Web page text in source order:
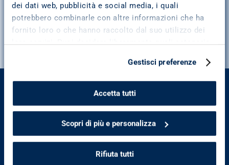
dei dati web, pubblicità e social media, i quali
potrebbero combinarle con altre informazioni che ha
fornito loro o che hanno raccolto dal suo utilizzo dei
loro servizi. Puoi decidere liberamente quali categorie
caratteristiche di tutti i cookie cliccando su “Scopri di
più e personalizza”. Per ulteriori informazioni consulta
Gestisci preferenze
Accetta tutti
Scopri di più e personalizza
Rifiuta tutti
Reclami, ABF e ConciliazioneWhistleblowing
Accessibilità